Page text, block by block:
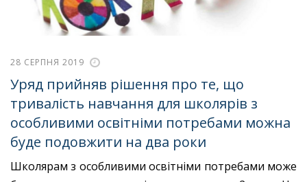
28 СЕРПНЯ 2019
Уряд прийняв рішення про те, що
тривалість навчання для школярів з
особливими освітніми потребами можна
буде подовжити на два роки
Школярам з особливими освітніми потребами може